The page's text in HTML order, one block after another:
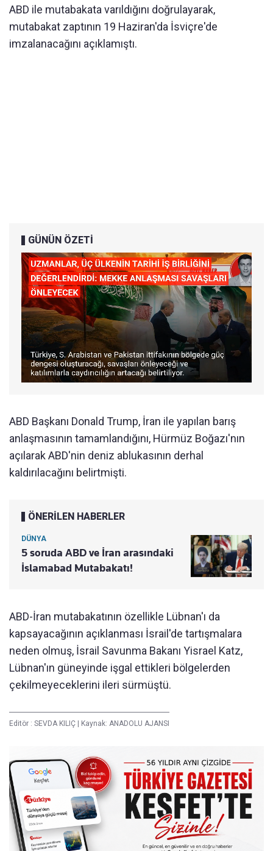
ABD ile mutabakata varıldığını doğrulayarak,
mutabakat zaptının 19 Haziran'da İsviçre'de
imzalanacağını açıklamıştı.
GÜNÜN ÖZETİ
ABD Başkanı Donald Trump, İran ile yapılan barış
anlaşmasının tamamlandığını, Hürmüz Boğazı'nın
açılarak ABD'nin deniz ablukasının derhal
kaldırılacağını belirtmişti.
ÖNERİLEN HABERLER
DÜNYA
5 soruda ABD ve İran arasındaki
İslamabad Mutabakatı!
ABD-İran mutabakatının özellikle Lübnan'ı da
kapsayacağının açıklanması İsrail'de tartışmalara
neden olmuş, İsrail Savunma Bakanı Yisrael Katz,
Lübnan'ın güneyinde işgal ettikleri bölgelerden
çekilmeyeceklerini ileri sürmüştü.
Editör : SEVDA KILIÇ | Kaynak: ANADOLU AJANSI